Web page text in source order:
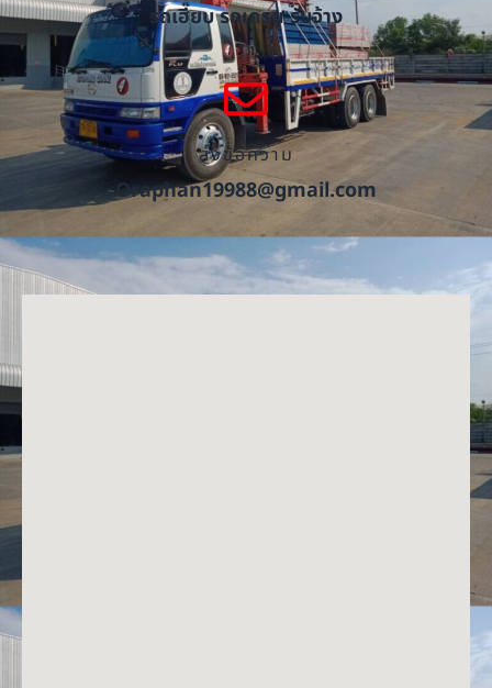
รถเฮี๊ยบ รถเครน รับจ้าง
ส่งข้อความ
Oraphan19988@gmail.com